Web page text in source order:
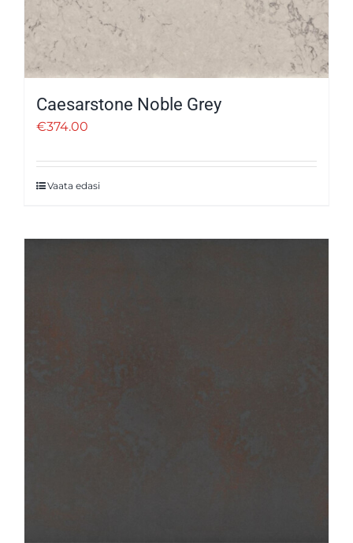
Caesarstone Noble Grey
€374.00
Vaata edasi